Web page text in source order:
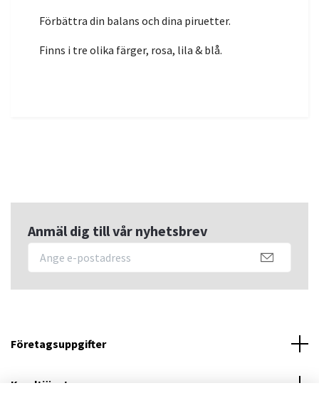
Förbättra din balans och dina piruetter.
Finns i tre olika färger, rosa, lila & blå.
Anmäl dig till vår nyhetsbrev
Företagsuppgifter
Kundtjänst